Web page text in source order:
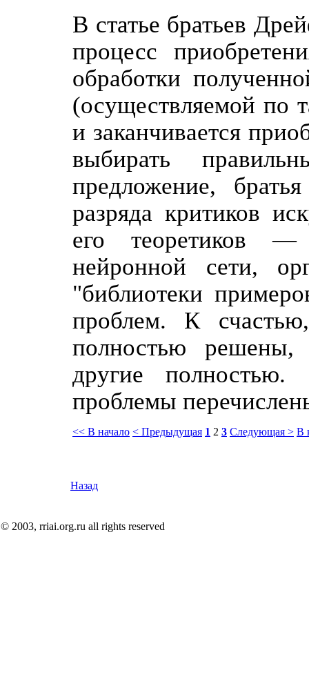
В статье братьев
процесс
обработки
(осуществляемой по
и заканчивается
выбирать
предложение,
разряда критиков
его теоретиков —
нейронной сети,
"библиотеки
проблем. К
полностью решены,
другие полностью.
проблемы
<< В начало < Предыдущая 1 2 3 Следующая > В
Назад
© 2003, rriai.org.ru all rights reserved